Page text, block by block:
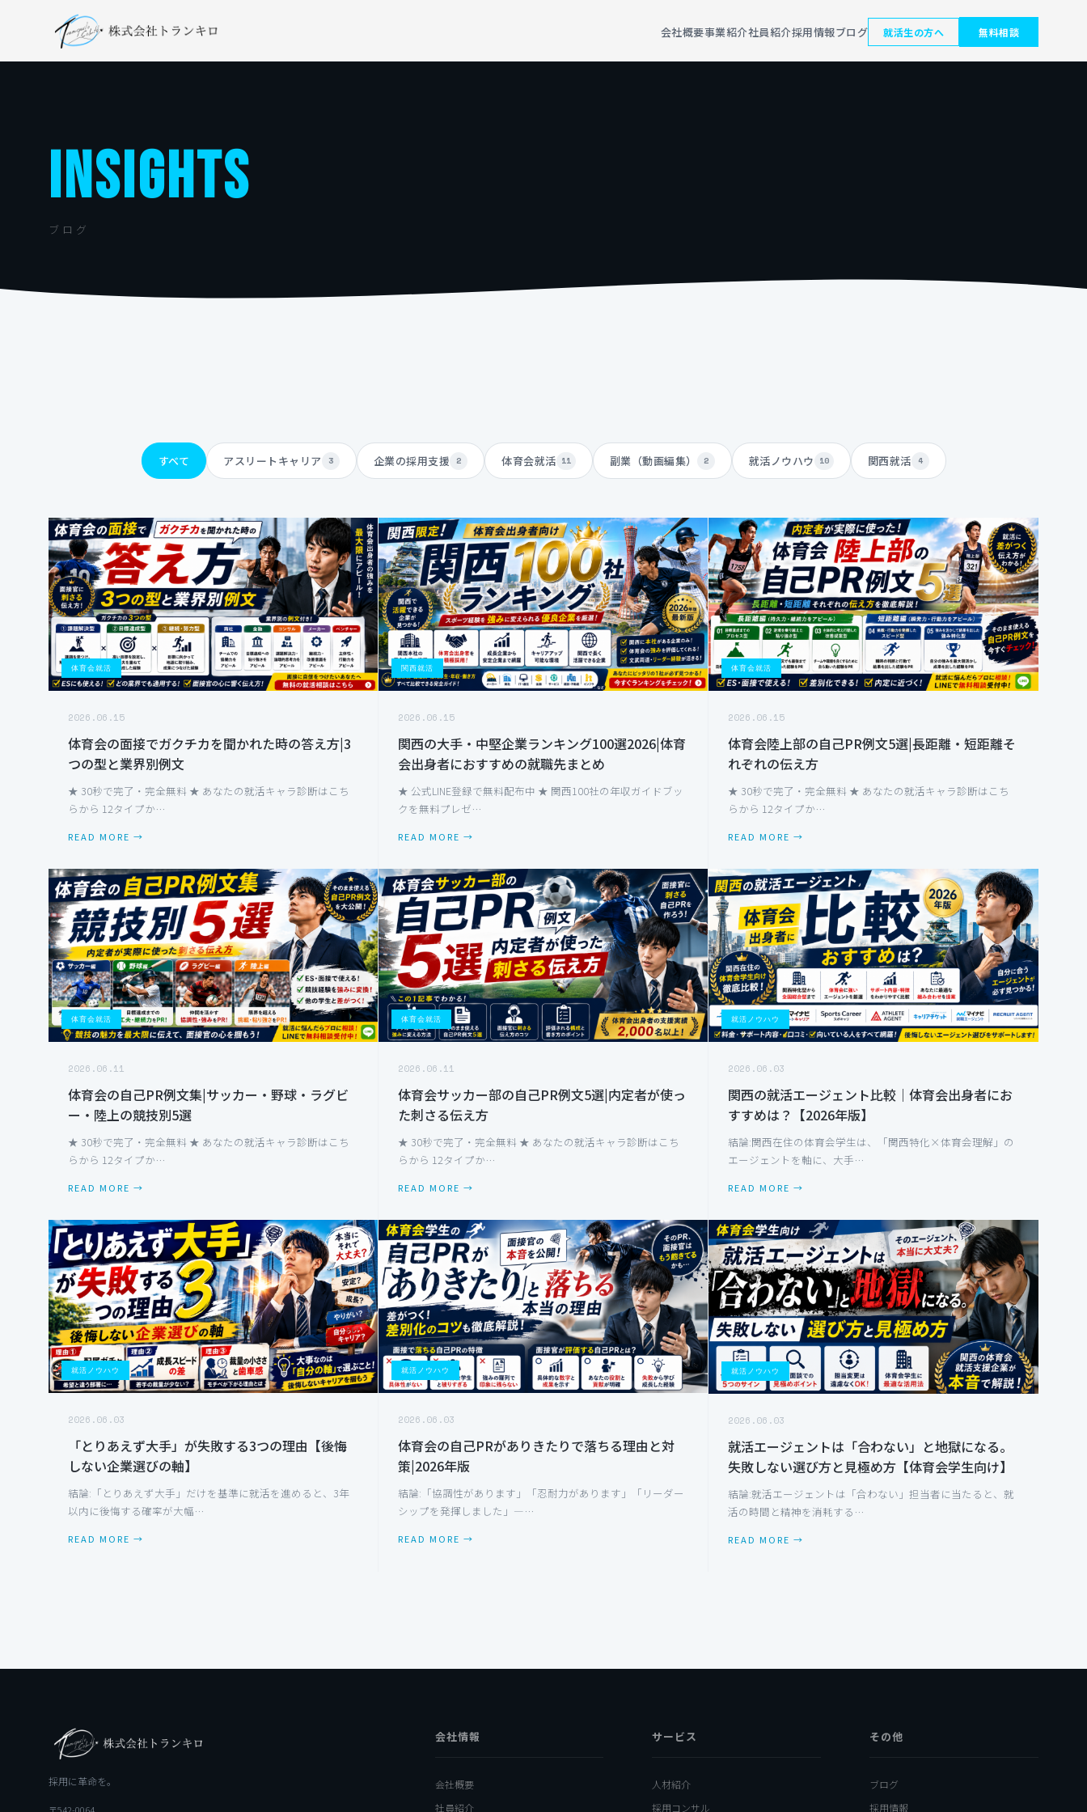
会社概要事業紹介社員紹介採用情報ブログ 就活生の方へ 無料相談
INSIGHTS
ブログ
すべて アスリートキャリア 3 企業の採用支援 2 体育会就活 11 副業（動画編集） 2 就活ノウハウ 10 関西就活 4
体育会就活
2026.06.15
体育会の面接でガクチカを聞かれた時の答え方|3
つの型と業界別例文
★ 30秒で完了・完全無料 ★ あなたの就活キャラ診断はこち
らから 12タイプか…
READ MORE →
関西就活
2026.06.15
関西の大手・中堅企業ランキング100選2026|体育
会出身者におすすめの就職先まとめ
★ 公式LINE登録で無料配布中 ★ 関西100社の年収ガイドブッ
クを無料プレゼ…
READ MORE →
体育会就活
2026.06.15
体育会陸上部の自己PR例文5選|長距離・短距離そ
れぞれの伝え方
★ 30秒で完了・完全無料 ★ あなたの就活キャラ診断はこち
らから 12タイプか…
READ MORE →
体育会就活
2026.06.11
体育会の自己PR例文集|サッカー・野球・ラグビ
ー・陸上の競技別5選
★ 30秒で完了・完全無料 ★ あなたの就活キャラ診断はこち
らから 12タイプか…
READ MORE →
体育会就活
2026.06.11
体育会サッカー部の自己PR例文5選|内定者が使っ
た刺さる伝え方
★ 30秒で完了・完全無料 ★ あなたの就活キャラ診断はこち
らから 12タイプか…
READ MORE →
就活ノウハウ
2026.06.03
関西の就活エージェント比較｜体育会出身者にお
すすめは？【2026年版】
結論:関西在住の体育会学生は、「関西特化×体育会理解」の
エージェントを軸に、大手…
READ MORE →
就活ノウハウ
2026.06.03
「とりあえず大手」が失敗する3つの理由【後悔
しない企業選びの軸】
結論:「とりあえず大手」だけを基準に就活を進めると、3年
以内に後悔する確率が大幅…
READ MORE →
就活ノウハウ
2026.06.03
体育会の自己PRがありきたりで落ちる理由と対
策|2026年版
結論:「協調性があります」「忍耐力があります」「リーダー
シップを発揮しました」—…
READ MORE →
就活ノウハウ
2026.06.03
就活エージェントは「合わない」と地獄になる。
失敗しない選び方と見極め方【体育会学生向け】
結論:就活エージェントは「合わない」担当者に当たると、就
活の時間と精神を消耗する…
READ MORE →
採用に革命を。
〒542-0064
会社情報
会社概要
社員紹介
サービス
人材紹介
採用コンサル
その他
ブログ
採用情報